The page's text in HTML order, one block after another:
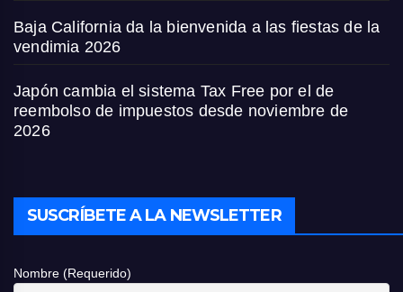
Baja California da la bienvenida a las fiestas de la
vendimia 2026
Japón cambia el sistema Tax Free por el de
reembolso de impuestos desde noviembre de
2026
SUSCRÍBETE A LA NEWSLETTER
Nombre (Requerido)